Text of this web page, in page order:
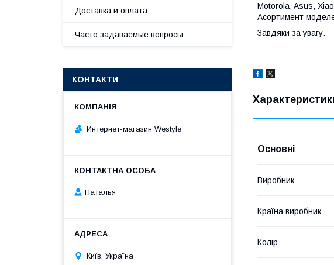
Motorola, Asus,
Асортимент
Завдяки за увагу.
Основні
Виробник
Країна виробник
Колір
Доставка и оплата
Часто задаваемые вопросы
КОНТАКТИ
Интернет-магазин Westyle
Наталья
Київ, Україна